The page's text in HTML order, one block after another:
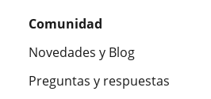
Comunidad
Novedades y Blog
Preguntas y respuestas